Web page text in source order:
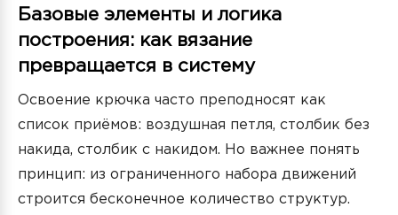
Базовые элементы и логика
построения: как вязание
превращается в систему
Освоение крючка часто преподносят как
список приёмов: воздушная петля, столбик без
накида, столбик с накидом. Но важнее понять
принцип: из ограниченного набора движений
строится бесконечное количество структур.